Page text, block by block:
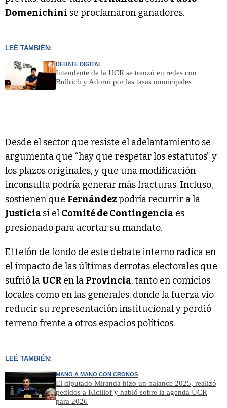
Domenichini se proclamaron ganadores.
LEÉ TAMBIÉN:
DEBATE DIGITAL
Intendente de la UCR se trenzó en redes con
Bullrich y Adorni por las tasas municipales
Desde el sector que resiste el adelantamiento se
argumenta que “hay que respetar los estatutos” y
los plazos originales, y que una modificación
inconsulta podría generar más fracturas. Incluso,
sostienen que Fernándezpodría recurrir a la
Justiciasi el Comité de Contingencia es
presionado para acortar su mandato.
El telón de fondo de este debate interno radica en
el impacto de las últimas derrotas electorales que
sufrió laUCR en la Provincia, tanto en comicios
locales como en las generales, donde la fuerza vio
reducir su representación institucional y perdió
terreno frente a otros espacios políticos.
LEÉ TAMBIÉN:
MANO A MANO CON CRONOS
El diputado Miranda hizo un balance 2025, realizó
pedidos a Kicillof y habló sobre la agenda UCR
para 2026